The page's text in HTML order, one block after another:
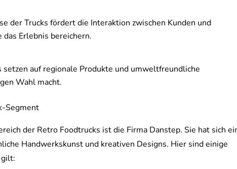
der Trucks fördert die Interaktion zwischen Kunden und
Erlebnis bereichern.
auf regionale Produkte und umweltfreundliche
Wahl macht.
Segment
der Retro Foodtrucks ist die Firma Danstep. Sie hat sich
Handwerkskunst und kreativen Designs. Hier sind einige